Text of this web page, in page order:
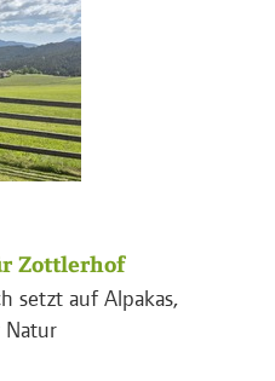
Zottlerhof
setzt auf Alpakas,